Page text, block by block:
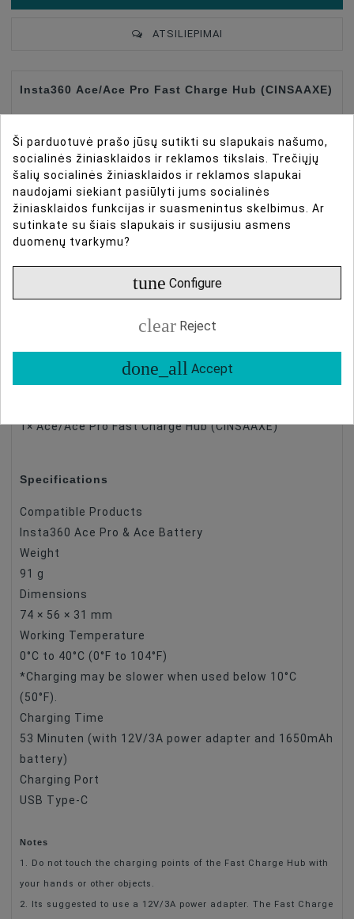
ATSILIEPIMAI
Insta360 Ace/Ace Pro Fast Charge Hub (CINSAAXE)
Efficient, simultaneous fast charging.
Logical lighting
Smarter charging to power through the action. Safely
charge up to three batteries at once at maximum
power. Each slot charges independently, so you dont
understand status lights. Know your battery status
at a glance.
Ace Pro & Ace Battery
1× Ace/Ace Pro Fast Charge Hub (CINSAAXE)
Specifications
Compatible Products
Insta360 Ace Pro & Ace Battery
Weight
91 g
Dimensions
74 × 56 × 31 mm
Working Temperature
0°C to 40°C (0°F to 104°F)
*Charging may be slower when used below 10°C
(50°F).
Charging Time
53 Minuten (with 12V/3A power adapter and 1650mAh
battery)
Charging Port
USB Type-C
Notes
1. Do not touch the charging points of the Fast Charge Hub with
your hands or other objects.
2. Its suggested to use a 12V/3A power adapter. The Fast Charge
Ši parduotuvė prašo jūsų sutikti su slapukais našumo,
socialinės žiniasklaidos ir reklamos tikslais. Trečiųjų
šalių socialinės žiniasklaidos ir reklamos slapukai
naudojami siekiant pasiūlyti jums socialinės
žiniasklaidos funkcijas ir suasmenintus skelbimus. Ar
sutinkate su šiais slapukais ir susijusiu asmens
duomenų tvarkymu?
tune Configure
clear Reject
done_all Accept